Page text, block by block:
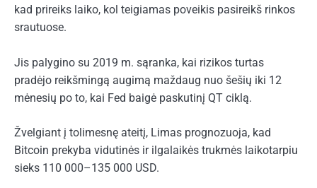
kad prireiks laiko, kol teigiamas poveikis pasireikš rinkos
srautuose.
Jis palygino su 2019 m. sąranka, kai rizikos turtas
pradėjo reikšmingą augimą maždaug nuo šešių iki 12
mėnesių po to, kai Fed baigė paskutinį QT ciklą.
Žvelgiant į tolimesnę ateitį, Limas prognozuoja, kad
Bitcoin prekyba vidutinės ir ilgalaikės trukmės laikotarpiu
sieks 110 000–135 000 USD.